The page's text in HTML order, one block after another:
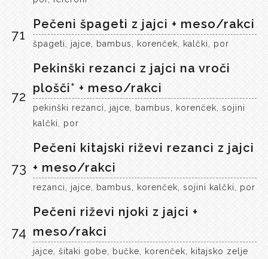
71
Pečeni špageti z jajci + meso/rakci
špageti, jajce, bambus, korenček, kalčki, por
72
Pekinški rezanci z jajci na vroči
plošči* + meso/rakci
pekinški rezanci, jajce, bambus, korenček, sojini
kalčki, por
73
Pečeni kitajski riževi rezanci z jajci
+ meso/rakci
rezanci, jajce, bambus, korenček, sojini kalčki, por
74
Pečeni riževi njoki z jajci +
meso/rakci
jajce, šitaki gobe, bučke, korenček, kitajsko zelje